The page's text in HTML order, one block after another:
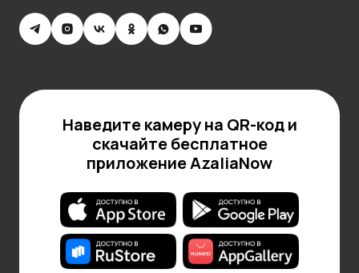
Наведите камеру на QR-код и
скачайте бесплатное
приложение AzaliaNow